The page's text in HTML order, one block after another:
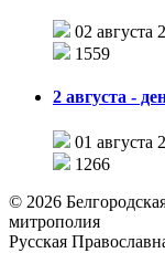
02 августа
1559
2 августа -
01 августа
1266
© 2026
митрополия
Русская